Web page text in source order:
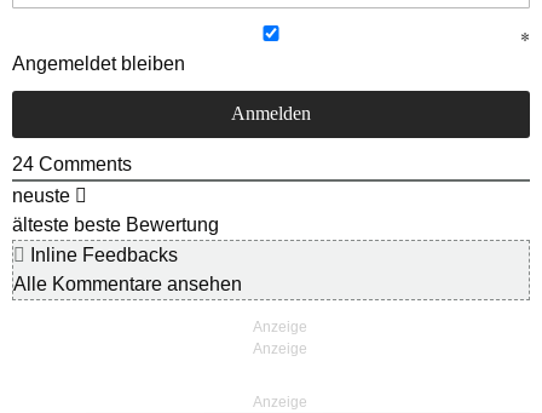
Angemeldet bleiben
24 Comments
neuste
älteste beste Bewertung
Inline Feedbacks
Alle Kommentare ansehen
Anzeige